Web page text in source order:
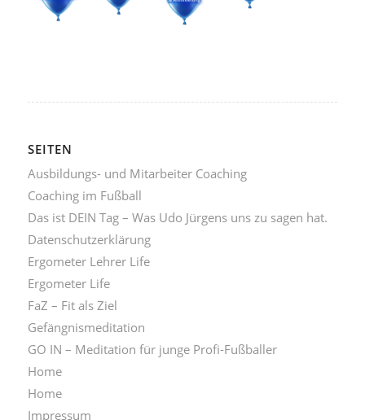
SEITEN
Ausbildungs- und Mitarbeiter Coaching
Coaching im Fußball
Das ist DEIN Tag – Was Udo Jürgens uns zu sagen hat.
Datenschutzerklärung
Ergometer Lehrer Life
Ergometer Life
FaZ – Fit als Ziel
Gefängnismeditation
GO IN – Meditation für junge Profi-Fußballer
Home
Home
Impressum